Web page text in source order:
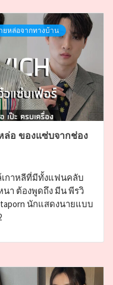
ยหล่อจากทางบ้าน
อ ของแซ่บจากช่อง
กาหลีที่มีทั้งแฟนคลับ
า ต้องพูดถึง มีน พีรวิ
นักแสดงนายแบบ